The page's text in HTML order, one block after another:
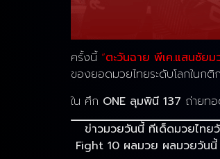
ครั้งนี้ “ตะวันฉาย พีเค.แสนชัยม
ของยอดมวยไทยระดับโลกในก
ใน ศึก ONE ลุมพินี 137 ถ่ายท
ข่าวมวยวันนี้ ทีเด็ดมวยไทย
Fight 10 ผลมวย ผลมวยวัน